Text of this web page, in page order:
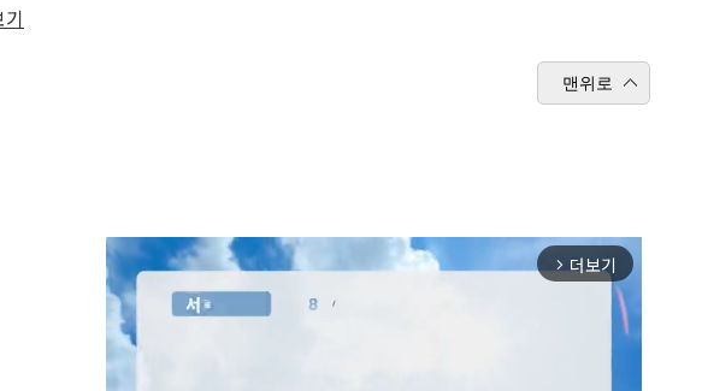
맨위로
arrow_forward_ios 더보기